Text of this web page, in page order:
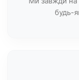
будь-